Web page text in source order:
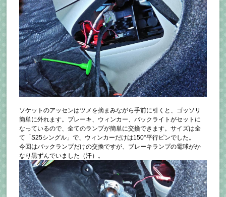
ソケットのアッセンはツメを摘まみながら手前に引くと、ゴッソリ
簡単に外れます。ブレーキ、ウィンカー、バックライトがセットに
なっているので、全てのランプが簡単に交換できます。サイズは全
て「S25シングル」で、ウィンカーだけは150°平行ピンでした。
今回はバックランプだけの交換ですが、ブレーキランプの電球がか
なり黒ずんでいました（汗）。